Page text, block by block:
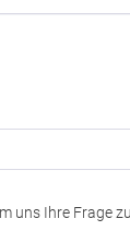
uns Ihre Frage